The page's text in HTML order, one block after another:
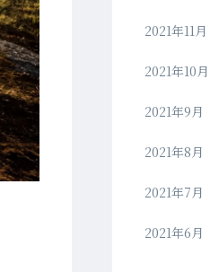
2021年11月
2021年10月
2021年9月
2021年8月
2021年7月
2021年6月